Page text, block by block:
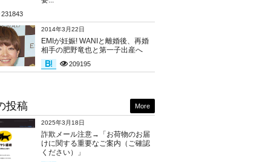
231843
2014年3月22日
EMIが妊娠! WANIと離婚後、再婚
相手の肥野竜也と第一子出産へ
209195
投稿
2025年3月18日
詐欺メール注意→「お荷物のお届
けに関する重要なご案内（ご確認
ください）」
More